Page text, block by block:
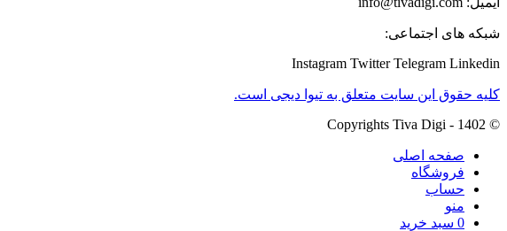
شبکه های اجتماعی:
Instagram Twitter Telegram Linkedin
کلیه حقوق این سایت متعلق به تیوا دیجی است.
© Copyrights Tiva Digi - 1402
صفحه اصلی
فروشگاه
حساب
منو
0 سبد خرید